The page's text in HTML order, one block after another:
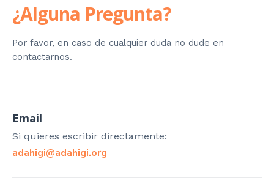
¿Alguna Pregunta?
Por favor, en caso de cualquier duda no dude en
contactarnos.
Email
Si quieres escribir directamente:
adahigi@adahigi.org